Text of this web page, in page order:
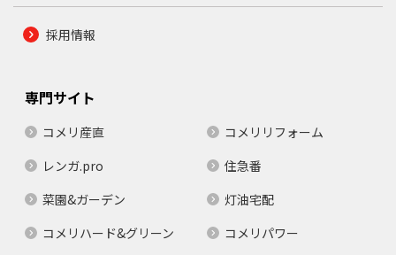
採用情報
専門サイト
コメリ産直
コメリリフォーム
レンガ.pro
住急番
菜園&ガーデン
灯油宅配
コメリハード&グリーン
コメリパワー